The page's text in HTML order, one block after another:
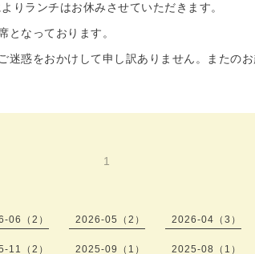
りランチはお休みさせていただきます。
となっております。
迷惑をおかけして申し訳ありません。またの
1
06（2） 2026-05（2） 2026-04（3）
11（2） 2025-09（1） 2025-08（1）